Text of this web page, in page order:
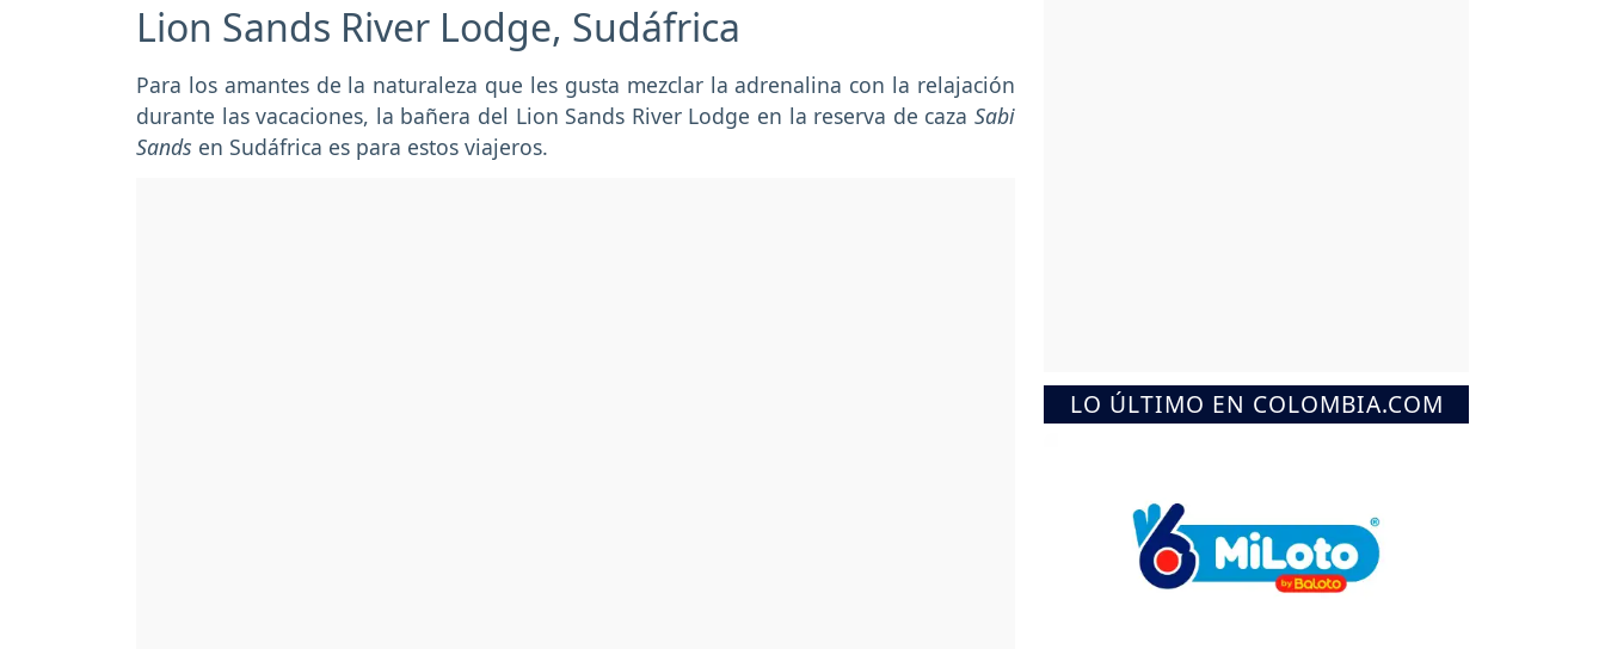
Lion Sands River Lodge, Sudáfrica
Para los amantes de la naturaleza que les gusta mezclar la adrenalina con la relajación
durante las vacaciones, la bañera del Lion Sands River Lodge en la reserva de caza Sabi
Sands en Sudáfrica es para estos viajeros.
LO ÚLTIMO EN COLOMBIA.COM